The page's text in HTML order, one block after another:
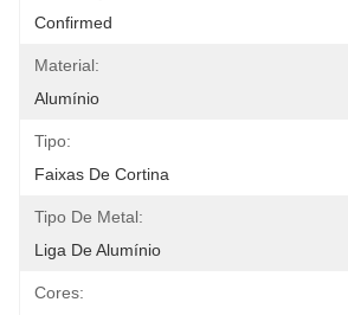
Confirmed
Material:
Alumínio
Tipo:
Faixas De Cortina
Tipo De Metal:
Liga De Alumínio
Cores: